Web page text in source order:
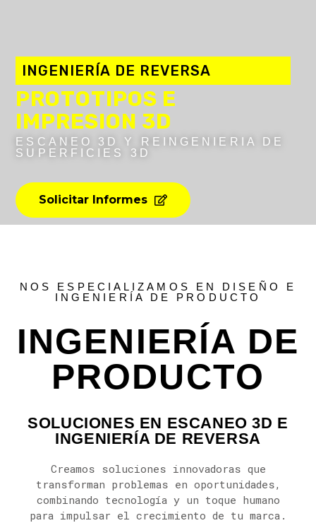
INGENIERÍA DE REVERSA
PROTOTIPOS E
IMPRESION 3D
ESCANEO 3D Y REINGENIERIA DE
SUPERFICIES 3D
Solicitar Informes
NOS ESPECIALIZAMOS EN DISEÑO E
INGENIERÍA DE PRODUCTO
INGENIERÍA DE
PRODUCTO
SOLUCIONES EN ESCANEO 3D E
INGENIERÍA DE REVERSA
Creamos soluciones innovadoras que
transforman problemas en oportunidades,
combinando tecnología y un toque humano
para impulsar el crecimiento de tu marca.